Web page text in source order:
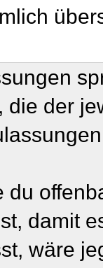
die der
du
damit
wäre